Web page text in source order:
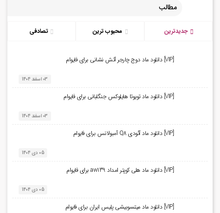
مطالب
جدیدترین محبوب ترین تصادفی
[VIP] دانلود ماد دوج چارجر آتش نشانی برای فایوام
03 اسفند 1404
[VIP] دانلود ماد تویوتا هایلوکس جنگلبانی برای فایوام
03 اسفند 1404
[VIP] دانلود ماد آئودی Q8 آمبولانس برای فایوام
05 دی 1404
[VIP] دانلود ماد هلی کوپتر امداد aw139 برای فایوام
05 دی 1404
[VIP] دانلود ماد میتسوبیشی پلیس ایران برای فایوام